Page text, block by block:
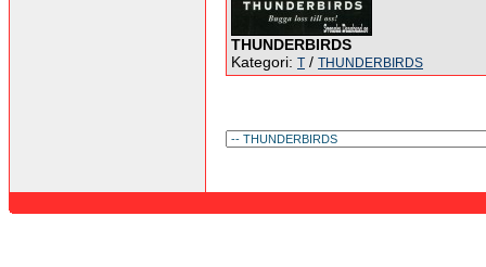
THUNDERBIRDS
Kategori: T / THUNDERBIRDS